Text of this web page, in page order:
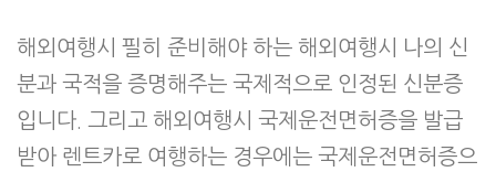
해외여행시 필히 준비해야 하는 해외여행시 나의 신
분과 국적을 증명해주는 국제적으로 인정된 신분증
입니다. 그리고 해외여행시 국제운전면허증을 발급
받아 렌트카로 여행하는 경우에는 국제운전면허증으